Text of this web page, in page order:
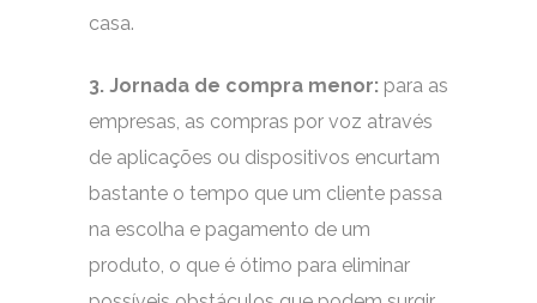
casa.
3. Jornada de compra menor: para as
empresas, as compras por voz através
de aplicações ou dispositivos encurtam
bastante o tempo que um cliente passa
na escolha e pagamento de um
produto, o que é ótimo para eliminar